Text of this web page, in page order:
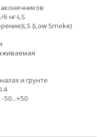
нг-LS
LS (Low Smoke)
и грунте
50...+50